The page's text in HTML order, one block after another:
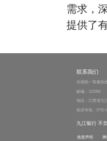
需求，
提供了
联系我们
全国统一客服热
邮编：332000
地址：江西省九
投诉专线：0792-
九江银行 不
免责声明